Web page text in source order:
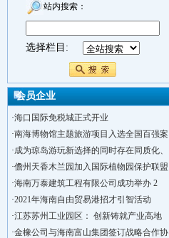
站内搜索：
选择栏目:
会员企业
·海口国际免税城正式开业
·南海博物馆主题旅游项目入选全国百强案
·成为琼岛游玩新选择的同时存在同质化、
·儋州天香木兰园加入国际植物园保护联盟
·海南万泰建筑工程有限公司成功举办 2
·2021年海南自由贸易港招才引智活动
·江苏苏州工业园区： 创新铸就产业高地
·金橡公司与海南富山集团签订战略合作协